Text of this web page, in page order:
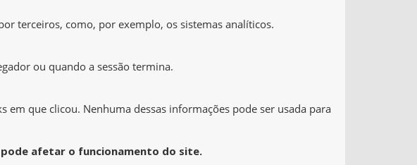
terceiros, como, por exemplo, os sistemas analíticos.
ou quando a sessão termina.
que clicou. Nenhuma dessas informações pode ser usada para
pode afetar o funcionamento do site.